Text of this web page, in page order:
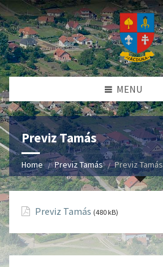
MENU
Previz Tamás
Home Previz Tamás Previz Tamás
Previz Tamás (480 kB)